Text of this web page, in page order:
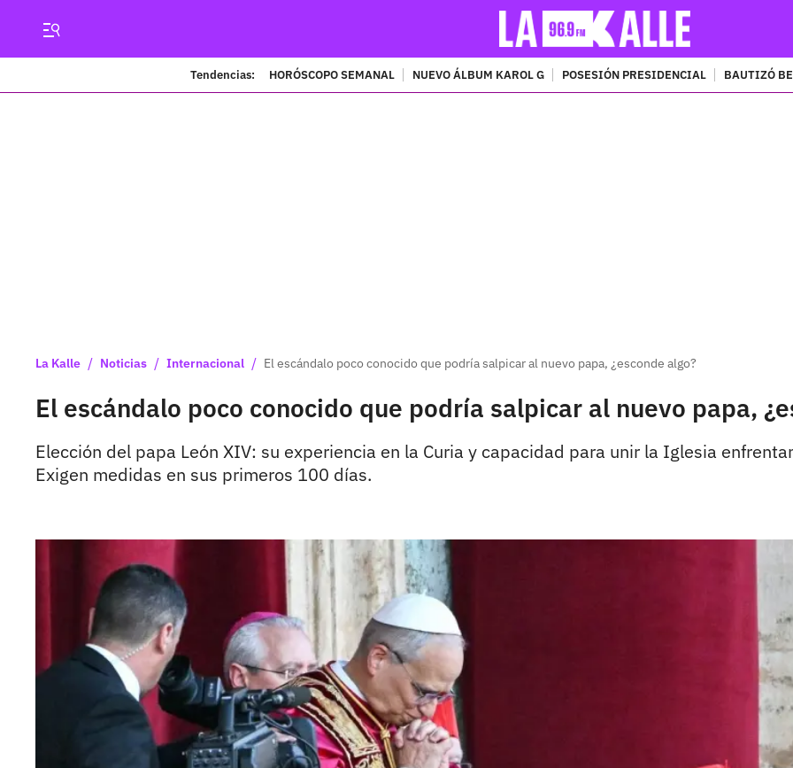
Tendencias: HORÓSCOPO SEMANAL NUEVO ÁLBUM KAROL G POSESIÓN PRESIDENCIAL BAUTIZÓ
La Kalle / Noticias / Internacional / El escándalo poco conocido que podría salpicar al nuevo papa, ¿esconde algo?
El escándalo poco conocido que podría salpicar al nuevo papa,
Elección del papa León XIV: su experiencia en la Curia y capacidad para unir la Iglesia
Exigen medidas en sus primeros 100 días.